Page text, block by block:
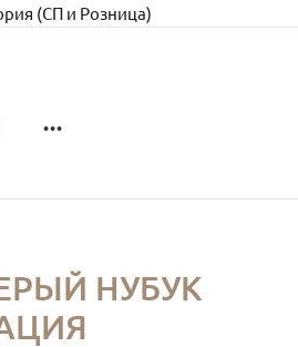
(СП и Розница)
•••
НУБУК